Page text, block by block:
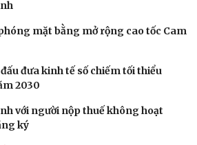
mặt bằng mở rộng cao tốc Cam
đưa kinh tế số chiếm tối thiểu
2030
với người nộp thuế không hoạt
ký